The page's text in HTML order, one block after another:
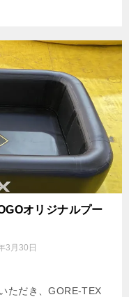
オリジナルプー
3月30日
ただき、GORE-TEX